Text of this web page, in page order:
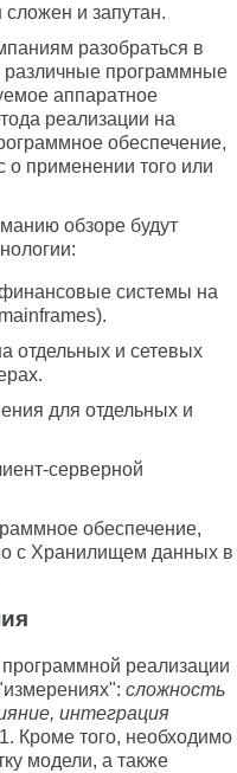
и запутан.
разобраться в
программные
аппаратное
реализации на
обеспечение,
о применении того или
обзоре будут
системы на
отдельных и сетевых
для отдельных и
серверной
обеспечение,
с Хранилищем данных в
реализации
сложность
интеграция
Кроме того, необходимо
модели, а также